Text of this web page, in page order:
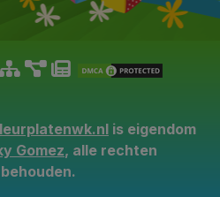
is eigendom
Gomez, alle rechten